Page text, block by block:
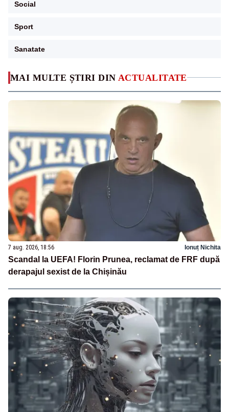
MAI MULTE ȘTIRI DIN ACTUALITATE
7 aug. 2026, 18:56 Ionuț Nichita
Scandal la UEFA! Florin Prunea, reclamat de FRF după
derapajul sexist de la Chișinău
Social
Sport
Sanatate